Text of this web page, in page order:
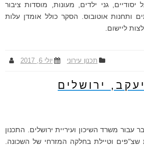
גני ילדים, מעונות, מוסדות ציבור
ותחנות אוטובוס. הסקר כולל אומדן עלות
ליישום.
יולי 6, 2017 תכנון עירוני
ירושלים
עבור משרד השיכון ועיריית ירושלים. התכנון
שצ"פים וטיילת בחלקה המזרחי של השכונה.